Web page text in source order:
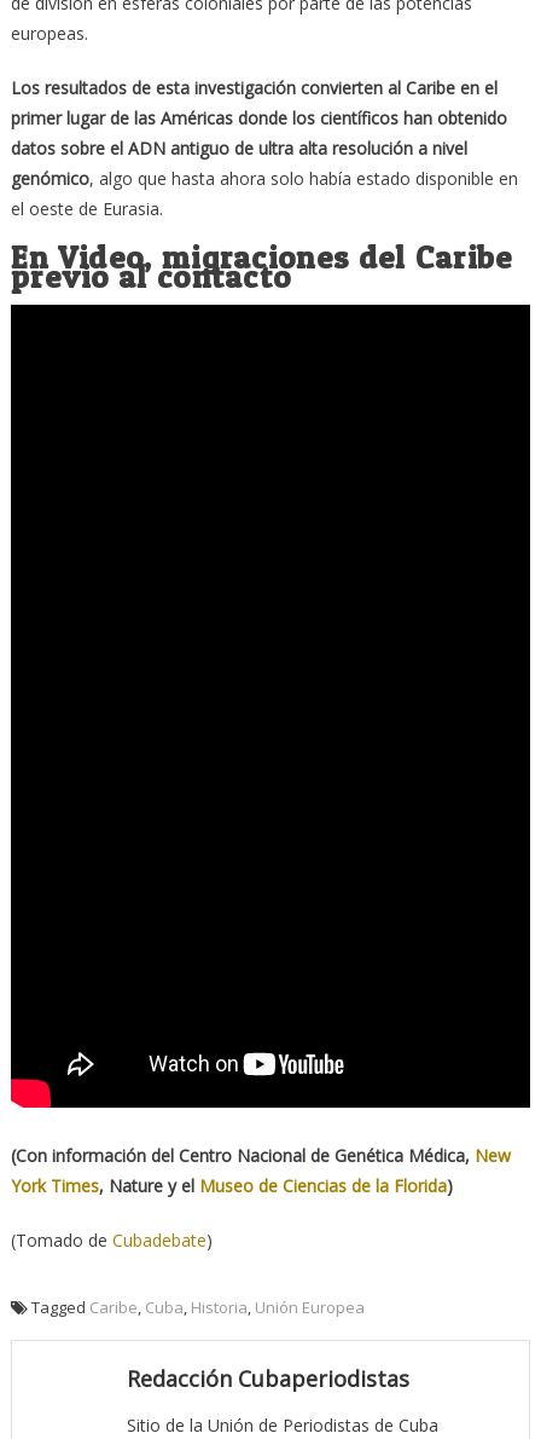
europeas.
Los resultados de esta investigación convierten al Caribe en el
primer lugar de las Américas donde los científicos han obtenido
datos sobre el ADN antiguo de ultra alta resolución a nivel
genómico, algo que hasta ahora solo había estado disponible en
el oeste de Eurasia.
En Video, migraciones del Caribe
previo al contacto
(Con información del Centro Nacional de Genética Médica, New
York Times, Nature y el Museo de Ciencias de la Florida)
(Tomado de Cubadebate)
Tagged Caribe, Cuba, Historia, Unión Europea
Redacción Cubaperiodistas
Sitio de la Unión de Periodistas de Cuba